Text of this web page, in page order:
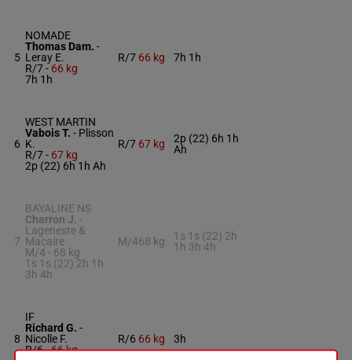
5
NOMADE
Thomas Dam. -
Leray E.
R/7 - 66 kg
7h 1h
R/7 66 kg 7h 1h
6
WEST MARTIN
Vabois T. - Plisson
K.
R/7 - 67 kg
2p (22) 6h 1h Ah
R/7 67 kg
2p (22) 6h 1h
Ah
7
BAYALINE NS
Charron J. -
Lageneste &
Macaire
M/4 - 68 kg
1s 1s (22) 2h 1h
3h 4h
M/468 kg
1s 1s (22) 2h
1h 3h 4h
8
IF
Richard G. -
Nicolle F.
R/6 -66 kg
R/6 66 kg 3h